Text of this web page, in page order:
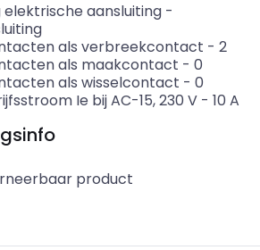
elektrische aansluiting-
als verbreekcontact - 2
als maakcontact - 0
als wisselcontact - 0
Ie bij AC-15, 230 V- 10 A
product